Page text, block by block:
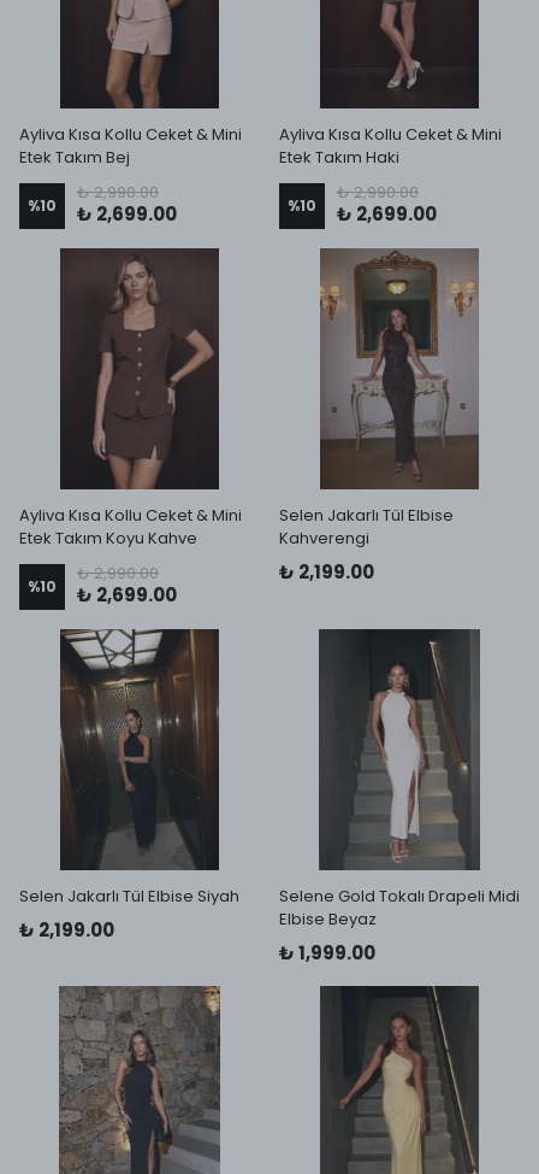
Ayliva Kısa Kollu Ceket & Mini
Etek Takım Bej
%10
₺ 2,990.00
₺ 2,699.00
Ayliva Kısa Kollu Ceket & Mini
Etek Takım Haki
%10
₺ 2,990.00
₺ 2,699.00
Ayliva Kısa Kollu Ceket & Mini
Etek Takım Koyu Kahve
%10
₺ 2,990.00
₺ 2,699.00
Selen Jakarlı Tül Elbise
Kahverengi
₺ 2,199.00
Selen Jakarlı Tül Elbise Siyah
₺ 2,199.00
Selene Gold Tokalı Drapeli Midi
Elbise Beyaz
₺ 1,999.00